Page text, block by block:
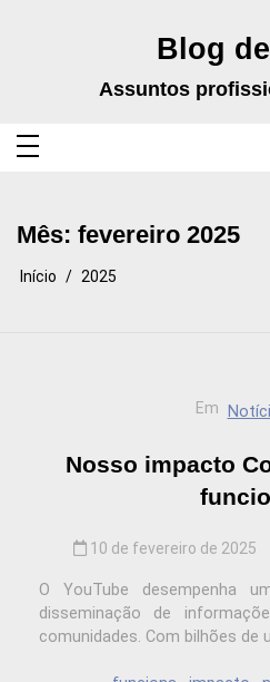
Blog
Assuntos
Mês: fevereiro 2025
Início 2025
Em
Nosso impacto
10 de fevereiro de 2025
O YouTube desempenha
disseminação de
comunidades. Com bilhões de